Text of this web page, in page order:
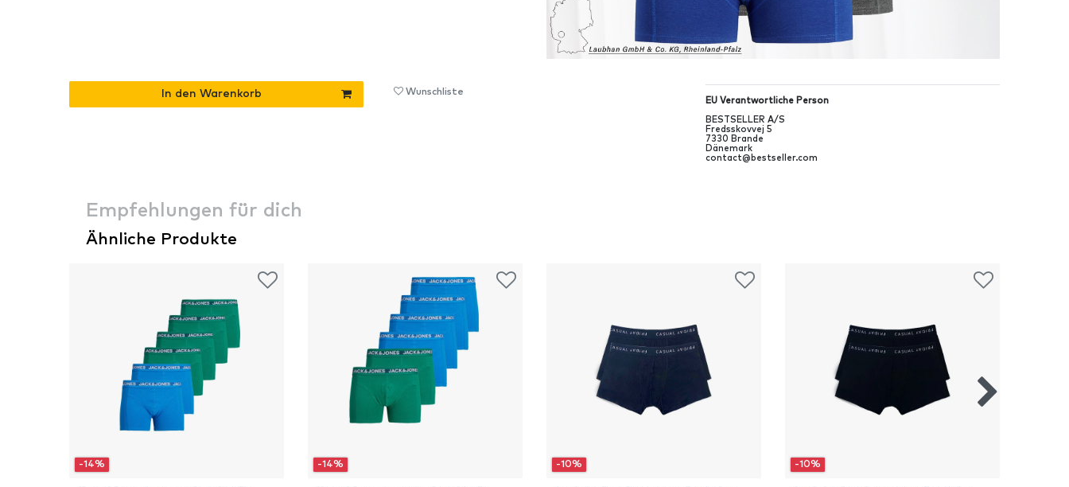
In den Warenkorb Wunschliste
EU Verantwortliche Person
BESTSELLER A/S
Fredsskovvej 5
7330 Brande
Dänemark
contact@bestseller.com
Empfehlungen für dich
Ähnliche Produkte
-14% -14% -10% -10%